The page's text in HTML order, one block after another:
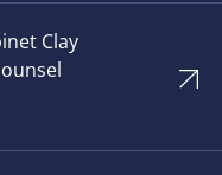
Clay